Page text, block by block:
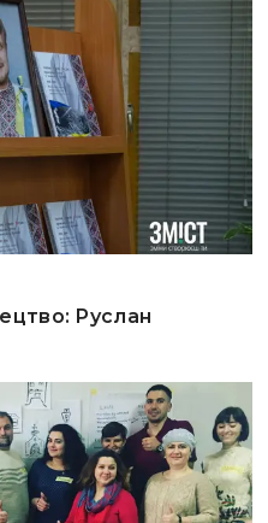
Руслан